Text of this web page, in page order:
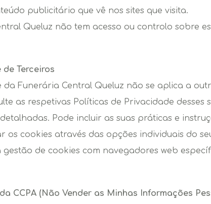
publicitário que vê nos sites que visita.
Queluz não tem acesso ou controlo sobre
Terceiros
Funerária Central Queluz não se aplica a
as respetivas Políticas de Privacidade
Pode incluir as suas práticas e
os cookies através das opções individuais do
de cookies com navegadores web
CCPA (Não Vender as Minhas Informações